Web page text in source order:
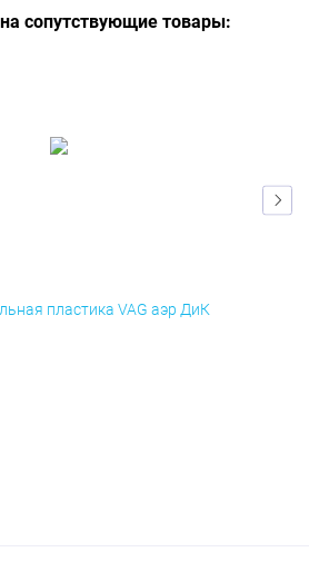
сопутствующие товары:
пластика VAG аэр ДиК